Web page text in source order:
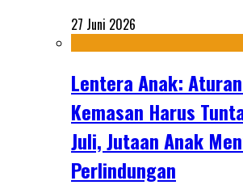
27 Juni 2026
Lentera Anak:
Kemasan Harus
Juli, Jutaan Anak
Perlindungan